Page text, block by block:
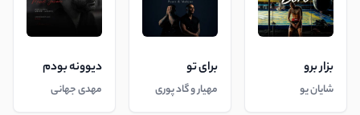
بزار برو
شایان یو
برای تو
مهیار و گاد پوری
دیوونه بودم
مهدی جهانی